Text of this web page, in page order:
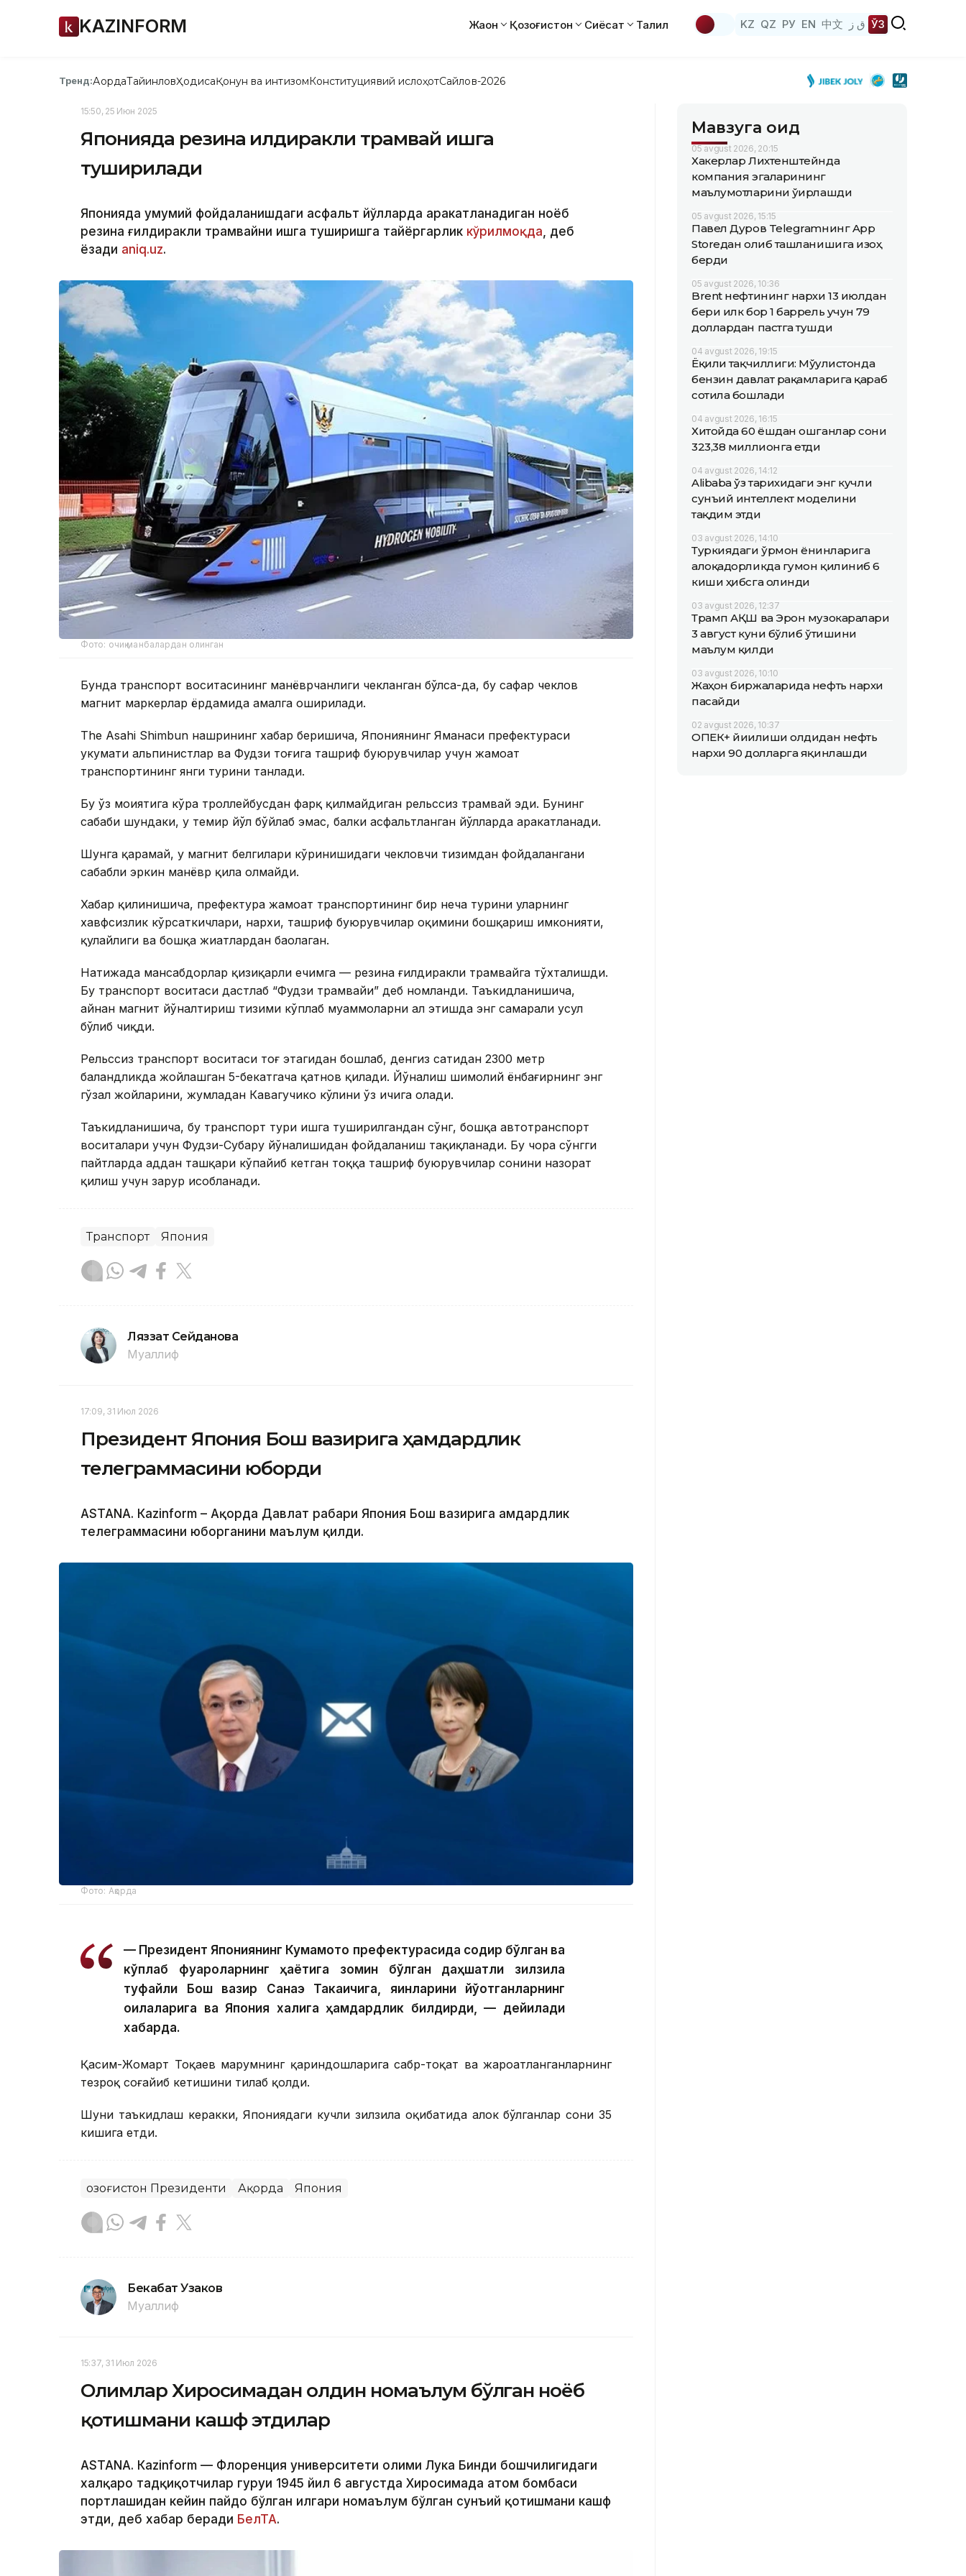
KAZINFORM Жаҳон Қозоғистон Сиёсат Таҳлил KZ QZ РУ EN 中文 ق ز ЎЗ
Тренд:АқордаТайинловҲодисаҚонун ва интизомКонституциявий ислоҳотСайлов-2026
15:50, 25 Июн 2025
Японияда резина ғилдиракли трамвай ишга
туширилади
Японияда умумий фойдаланишдаги асфальт йўлларда ҳаракатланадиган ноёб
резина ғилдиракли трамвайни ишга туширишга тайёргарлик кўрилмоқда, деб
ёзади aniq.uz.
Фото: очиқ манбалардан олинган
Бунда транспорт воситасининг манёврчанлиги чекланган бўлса-да, бу сафар чеклов
магнит маркерлар ёрдамида амалга оширилади.
The Asahi Shimbun нашрининг хабар беришича, Япониянинг Яманаси префектураси
ҳукумати альпинистлар ва Фудзи тоғига ташриф буюрувчилар учун жамоат
транспортининг янги турини танлади.
Бу ўз моҳиятига кўра троллейбусдан фарқ қилмайдиган рельссиз трамвай эди. Бунинг
сабаби шундаки, у темир йўл бўйлаб эмас, балки асфальтланган йўлларда ҳаракатланади.
Шунга қарамай, у магнит белгилари кўринишидаги чекловчи тизимдан фойдалангани
сабабли эркин манёвр қила олмайди.
Хабар қилинишича, префектура жамоат транспортининг бир неча турини уларнинг
хавфсизлик кўрсаткичлари, нархи, ташриф буюрувчилар оқимини бошқариш имконияти,
қулайлиги ва бошқа жиҳатлардан баҳолаган.
Натижада мансабдорлар қизиқарли ечимга — резина ғилдиракли трамвайга тўхталишди.
Бу транспорт воситаси дастлаб “Фудзи трамвайи” деб номланди. Таъкидланишича,
айнан магнит йўналтириш тизими кўплаб муаммоларни ҳал этишда энг самарали усул
бўлиб чиқди.
Рельссиз транспорт воситаси тоғ этагидан бошлаб, денгиз сатҳидан 2300 метр
баландликда жойлашган 5-бекатгача қатнов қилади. Йўналиш шимолий ёнбағирнинг энг
гўзал жойларини, жумладан Кавагучико кўлини ўз ичига олади.
Таъкидланишича, бу транспорт тури ишга туширилгандан сўнг, бошқа автотранспорт
воситалари учун Фудзи-Субару йўналишидан фойдаланиш тақиқланади. Бу чора сўнгги
пайтларда ҳаддан ташқари кўпайиб кетган тоққа ташриф буюрувчилар сонини назорат
қилиш учун зарур ҳисобланади.
Транспорт Япония
Ляззат Сейданова
Муаллиф
17:09, 31 Июл 2026
Президент Япония Бош вазирига ҳамдардлик
телеграммасини юборди
ASTANА. Кazinform – Ақорда Давлат раҳбари Япония Бош вазирига ҳамдардлик
телеграммасини юборганини маълум қилди.
Фото: Ақорда
— Президент Япониянинг Кумамото префектурасида содир бўлган ва
кўплаб фуқароларнинг ҳаётига зомин бўлган даҳшатли зилзила
туфайли Бош вазир Санаэ Такаичига, яқинларини йўқотганларнинг
оилаларига ва Япония халқига ҳамдардлик билдирди, — дейилади
хабарда.
Қасим-Жомарт Тоқаев марҳумнинг қариндошларига сабр-тоқат ва жароҳатланганларнинг
тезроқ соғайиб кетишини тилаб қолди.
Шуни таъкидлаш керакки, Япониядаги кучли зилзила оқибатида ҳалок бўлганлар сони 35
кишига етди.
Қозоғистон Президенти Ақорда Япония
Бекабат Узаков
Муаллиф
15:37, 31 Июл 2026
Олимлар Хиросимадан олдин номаълум бўлган ноёб
қотишмани кашф этдилар
ASTANА. Кazinform — Флоренция университети олими Лука Бинди бошчилигидаги
халқаро тадқиқотчилар гуруҳи 1945 йил 6 августда Хиросимада атом бомбаси
портлашидан кейин пайдо бўлган илгари номаълум бўлган сунъий қотишмани кашф
этди, деб хабар беради БелТА.
Мавзуга оид
05 avgust 2026, 20:15
Хакерлар Лихтенштейнда
компания эгаларининг
маълумотларини ўғирлашди
05 avgust 2026, 15:15
Павел Дуров Telegramнинг App
Storeдан олиб ташланишига изоҳ
берди
05 avgust 2026, 10:36
Brent нефтининг нархи 13 июлдан
бери илк бор 1 баррель учун 79
доллардан пастга тушди
04 avgust 2026, 19:15
Ёқилғи тақчиллиги: Мўғулистонда
бензин давлат рақамларига қараб
сотила бошлади
04 avgust 2026, 16:15
Хитойда 60 ёшдан ошганлар сони
323,38 миллионга етди
04 avgust 2026, 14:12
Alibaba ўз тарихидаги энг кучли
сунъий интеллект моделини
тақдим этди
03 avgust 2026, 14:10
Туркиядаги ўрмон ёнғинларига
алоқадорликда гумон қилиниб 6
киши ҳибсга олинди
03 avgust 2026, 12:37
Трамп АҚШ ва Эрон музокаралари
3 август куни бўлиб ўтишини
маълум қилди
03 avgust 2026, 10:10
Жаҳон биржаларида нефть нархи
пасайди
02 avgust 2026, 10:37
ОПEК+ йиғилиши олдидан нефть
нархи 90 долларга яқинлашди